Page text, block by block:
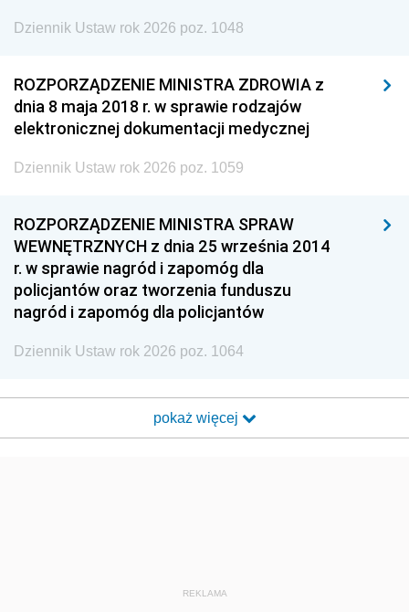
Dziennik Ustaw rok 2026 poz. 1048
ROZPORZĄDZENIE MINISTRA ZDROWIA z
dnia 8 maja 2018 r. w sprawie rodzajów
elektronicznej dokumentacji medycznej
Dziennik Ustaw rok 2026 poz. 1059
ROZPORZĄDZENIE MINISTRA SPRAW
WEWNĘTRZNYCH z dnia 25 września 2014
r. w sprawie nagród i zapomóg dla
policjantów oraz tworzenia funduszu
nagród i zapomóg dla policjantów
Dziennik Ustaw rok 2026 poz. 1064
pokaż więcej
REKLAMA